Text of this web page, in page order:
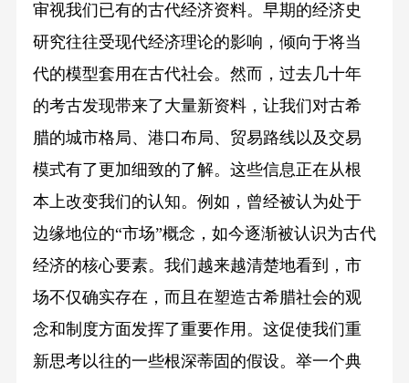
审视我们已有的古代经济资料。早期的经济史
研究往往受现代经济理论的影响，倾向于将当
代的模型套用在古代社会。然而，过去几十年
的考古发现带来了大量新资料，让我们对古希
腊的城市格局、港口布局、贸易路线以及交易
模式有了更加细致的了解。这些信息正在从根
本上改变我们的认知。例如，曾经被认为处于
边缘地位的“市场”概念，如今逐渐被认识为古代
经济的核心要素。我们越来越清楚地看到，市
场不仅确实存在，而且在塑造古希腊社会的观
念和制度方面发挥了重要作用。这促使我们重
新思考以往的一些根深蒂固的假设。举一个典